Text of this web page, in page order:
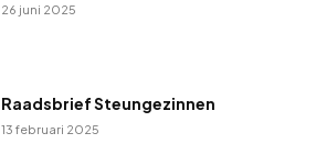
26 juni 2025
Raadsbrief Steungezinnen
13 februari 2025